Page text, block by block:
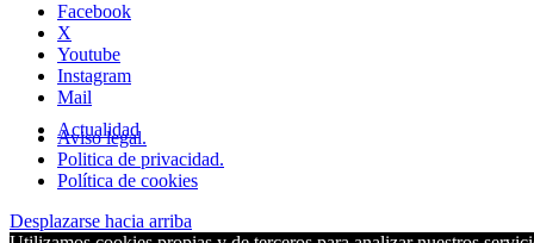
Actualidad
Facebook
X
Youtube
Instagram
Mail
Aviso legal.
Politica de privacidad.
Política de cookies
Desplazarse hacia arriba